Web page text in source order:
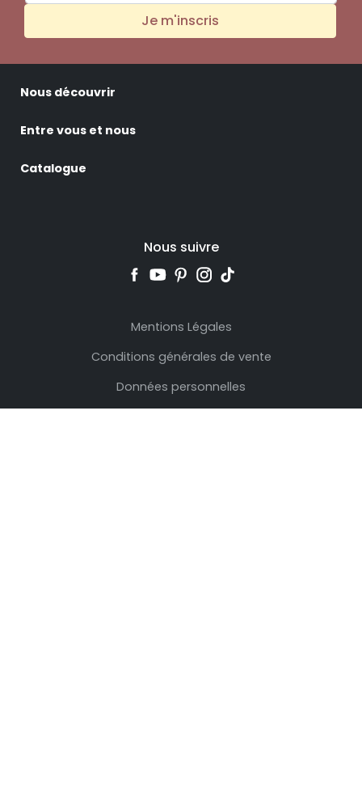
Je m'inscris
Nous découvrir
Entre vous et nous
Catalogue
Nous suivre
Mentions Légales
Conditions générales de vente
Données personnelles